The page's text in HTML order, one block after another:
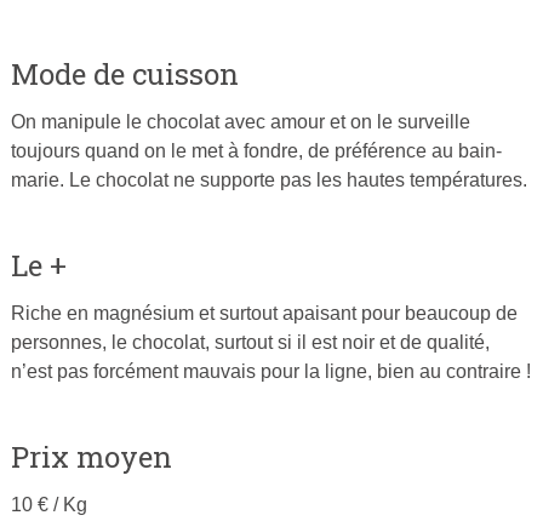
Mode de cuisson
On manipule le chocolat avec amour et on le surveille
toujours quand on le met à fondre, de préférence au bain-
marie. Le chocolat ne supporte pas les hautes températures.
Le +
Riche en magnésium et surtout apaisant pour beaucoup de
personnes, le chocolat, surtout si il est noir et de qualité,
n’est pas forcément mauvais pour la ligne, bien au contraire !
Prix moyen
10 € / Kg